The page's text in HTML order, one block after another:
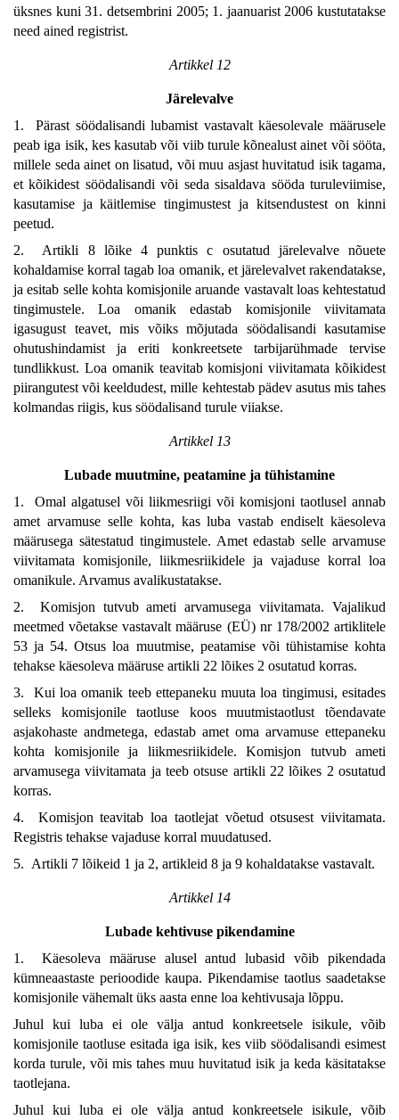
üksnes kuni 31. detsembrini 2005; 1. jaanuarist 2006 kustutatakse
need ained registrist.
Artikkel 12
Järelevalve
1. Pärast söödalisandi lubamist vastavalt käesolevale määrusele
peab iga isik, kes kasutab või viib turule kõnealust ainet või sööta,
millele seda ainet on lisatud, või muu asjast huvitatud isik tagama,
et kõikidest söödalisandi või seda sisaldava sööda turuleviimise,
kasutamise ja käitlemise tingimustest ja kitsendustest on kinni
peetud.
2. Artikli 8 lõike 4 punktis c osutatud järelevalve nõuete
kohaldamise korral tagab loa omanik, et järelevalvet rakendatakse,
ja esitab selle kohta komisjonile aruande vastavalt loas kehtestatud
tingimustele. Loa omanik edastab komisjonile viivitamata
igasugust teavet, mis võiks mõjutada söödalisandi kasutamise
ohutushindamist ja eriti konkreetsete tarbijarühmade tervise
tundlikkust. Loa omanik teavitab komisjoni viivitamata kõikidest
piirangutest või keeldudest, mille kehtestab pädev asutus mis tahes
kolmandas riigis, kus söödalisand turule viiakse.
Artikkel 13
Lubade muutmine, peatamine ja tühistamine
1. Omal algatusel või liikmesriigi või komisjoni taotlusel annab
amet arvamuse selle kohta, kas luba vastab endiselt käesoleva
määrusega sätestatud tingimustele. Amet edastab selle arvamuse
viivitamata komisjonile, liikmesriikidele ja vajaduse korral loa
omanikule. Arvamus avalikustatakse.
2. Komisjon tutvub ameti arvamusega viivitamata. Vajalikud
meetmed võetakse vastavalt määruse (EÜ) nr 178/2002 artiklitele
53 ja 54. Otsus loa muutmise, peatamise või tühistamise kohta
tehakse käesoleva määruse artikli 22 lõikes 2 osutatud korras.
3. Kui loa omanik teeb ettepaneku muuta loa tingimusi, esitades
selleks komisjonile taotluse koos muutmistaotlust tõendavate
asjakohaste andmetega, edastab amet oma arvamuse ettepaneku
kohta komisjonile ja liikmesriikidele. Komisjon tutvub ameti
arvamusega viivitamata ja teeb otsuse artikli 22 lõikes 2 osutatud
korras.
4. Komisjon teavitab loa taotlejat võetud otsusest viivitamata.
Registris tehakse vajaduse korral muudatused.
5. Artikli 7 lõikeid 1 ja 2, artikleid 8 ja 9 kohaldatakse vastavalt.
Artikkel 14
Lubade kehtivuse pikendamine
1. Käesoleva määruse alusel antud lubasid võib pikendada
kümneaastaste perioodide kaupa. Pikendamise taotlus saadetakse
komisjonile vähemalt üks aasta enne loa kehtivusaja lõppu.
Juhul kui luba ei ole välja antud konkreetsele isikule, võib
komisjonile taotluse esitada iga isik, kes viib söödalisandi esimest
korda turule, või mis tahes muu huvitatud isik ja keda käsitatakse
taotlejana.
Juhul kui luba ei ole välja antud konkreetsele isikule, võib